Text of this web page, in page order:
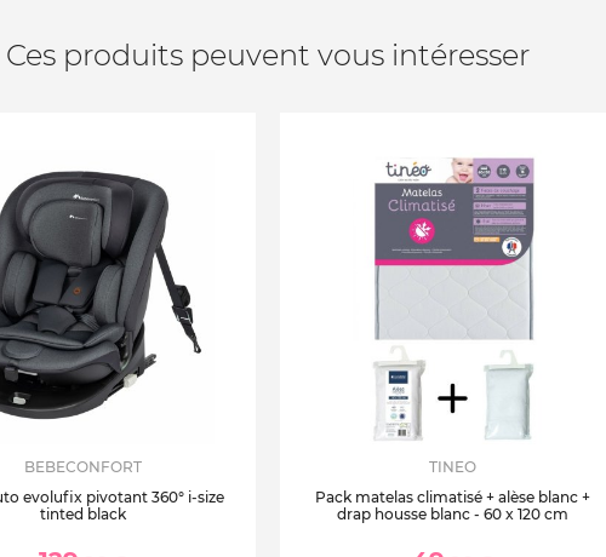
à 30°C
Ces produits peuvent vous intéresser
BEBECONFORT
evolufix pivotant 360° i-size
tinted black
TINEO
Pack matelas climatisé + alèse blanc +
drap housse blanc - 60 x 120 cm